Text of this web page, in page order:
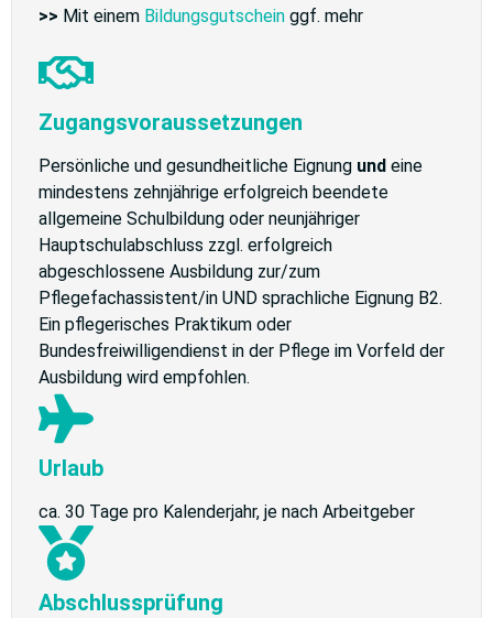
>> Mit einem Bildungsgutschein ggf. mehr
Zugangsvoraussetzungen
Persönliche und gesundheitliche Eignung und eine
mindestens zehnjährige erfolgreich beendete
allgemeine Schulbildung oder neunjähriger
Hauptschulabschluss zzgl. erfolgreich
abgeschlossene Ausbildung zur/zum
Pflegefachassistent/in UND sprachliche Eignung B2.
Ein pflegerisches Praktikum oder
Bundesfreiwilligendienst in der Pflege im Vorfeld der
Ausbildung wird empfohlen.
Urlaub
ca. 30 Tage pro Kalenderjahr, je nach Arbeitgeber
Abschlussprüfung